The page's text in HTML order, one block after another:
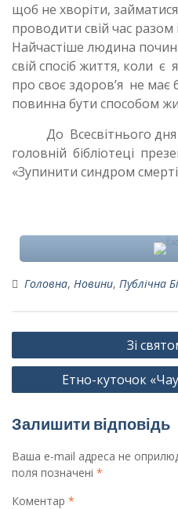
щоб не хворіти,
проводити свій час
Найчастіше людина
свій спосіб життя, коли
про своє здоров’я не
повинна бути способом
До Всесвітнього дня
головній бібліотеці
«Зупинити синдром
Головна, Новини, Публічна
Навігація
записів
Зі
Етно-куточок
Залишити відповідь
Ваша e-mail адреса не
поля позначені *
Коментар *